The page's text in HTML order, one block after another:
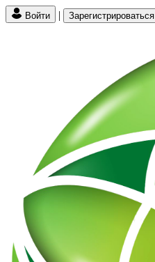
Войти | Зарегистрироваться